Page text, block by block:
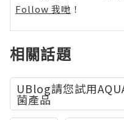
Follow 我哋 ！
相關話題
UBlog請您試用
菌產品